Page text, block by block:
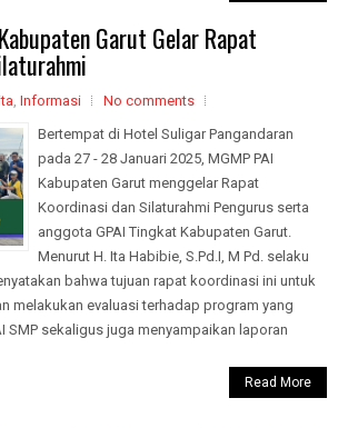
Garut Gelar Rapat
Informasi
No comments
Bertempat di Hotel Suligar Pangandaran
pada 27 - 28 Januari 2025, MGMP PAI
Kabupaten Garut menggelar Rapat
Koordinasi dan Silaturahmi Pengurus serta
anggota GPAI Tingkat Kabupaten Garut.
Menurut H. Ita Habibie, S.Pd.I, M Pd. selaku
bahwa tujuan rapat koordinasi ini untuk
melakukan evaluasi terhadap program yang
SMP sekaligus juga menyampaikan laporan
Read More